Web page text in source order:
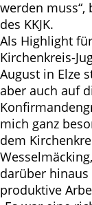
werden
des KKJK.
Als Highlight
Kirchenkreis-
August in Elze
aber auch auf
mich ganz
dem
darüber
produktive